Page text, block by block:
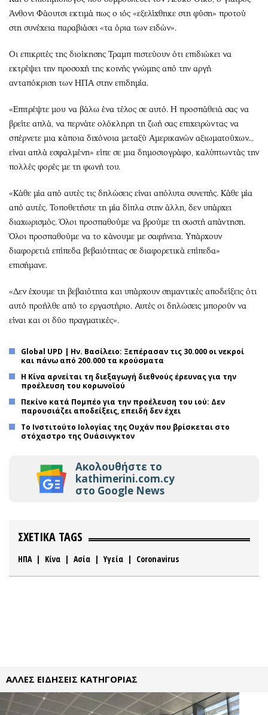
Άνθονι Φάουτσι εκτιμά πως ο ιός «εξελίχθηκε στη φύση» προτού
στη συνέχεια παραβιάσει «τα όρια των ειδών».
Οι επικριτές της διοίκησης Τραμπ πιστεύουν ότι επιδιώκει να
εκτρέψει την προσοχή της κοινής γνώμης από την αργή
ανταπόκριση των ΗΠΑ στην επιδημία.
«Επιτρέψτε μου να βάλω ένα τέλος σε αυτό. Η προσπάθειά σας να
βρείτε απλά, να περνάτε ολόκληρη τη ζωή σας επιχειρώντας να
σπέρνετε μια κάποια διχόνοια μεταξύ Αμερικανών αξιωματούχων...
είναι απλά εσφαλμένη» είπε σε μια δημοσιογράφο, καλύπτωντάς την
πολλές φορές με τη φωνή του.
«Κάθε μία από αυτές τις δηλώσεις είναι απόλυτα συνεπής. Κάθε μία
από αυτές. Τοποθετήστε τη μία δίπλα στην άλλη, δεν υπάρχει
διαχωρισμός. Όλοι προσπαθούμε να βρούμε τη σωστή απάντηση.
Όλοι προσπαθούμε να το κάνουμε με σαφήνεια. Υπάρχουν
διαφορετιά επίπεδα βεβαιότητας σε διαφορετικά επίπεδα»
επισήμανε.
«Δεν έχουμε τη βεβαιότητα και υπάρχουν σημαντικές αποδείξεις ότι
αυτό προήλθε από το εργαστήριο. Αυτές οι δηλώσεις μπορούν να
είναι και οι δύο πραγματικές».
Global UPD | Ην. Βασίλειο: Ξεπέρασαν τις 30.000 οι νεκροί
και πάνω από 200.000 τα κρούσματα
Η Κίνα αρνείται τη διεξαγωγή διεθνούς έρευνας για την
προέλευση του κορωνοϊού
Πεκίνο κατά Πομπέο για την προέλευση του ιού: Δεν
παρουσιάζει αποδείξεις, επειδή δεν έχει
Το Ινστιτούτο Ιολογίας της Oυχάν που βρίσκεται στο
στόχαστρο της Ουάσινγκτον
Ακολουθήστε το
kathimerini.com.cy
στο Google News
ΣΧΕΤΙΚΑ TAGS
ΗΠΑ| Κίνα | Ασία |Υγεία | Coronavirus
ΑΛΛΕΣ ΕΙΔΗΣΕΙΣ ΚΑΤΗΓΟΡΙΑΣ